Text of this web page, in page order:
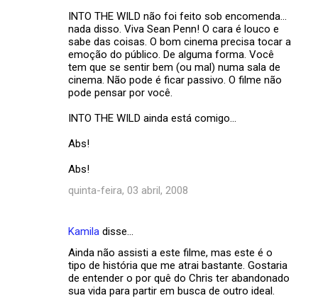
INTO THE WILD não foi feito sob encomenda...
nada disso. Viva Sean Penn! O cara é louco e
sabe das coisas. O bom cinema precisa tocar a
emoção do público. De alguma forma. Você
tem que se sentir bem (ou mal) numa sala de
cinema. Não pode é ficar passivo. O filme não
pode pensar por você.
INTO THE WILD ainda está comigo...
Abs!
Abs!
quinta-feira, 03 abril, 2008
Kamila disse…
Ainda não assisti a este filme, mas este é o
tipo de história que me atrai bastante. Gostaria
de entender o por quê do Chris ter abandonado
sua vida para partir em busca de outro ideal.